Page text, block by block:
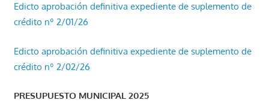
Edicto aprobación definitiva expediente de suplemento de
crédito nº 2/01/26
Edicto aprobación definitiva expediente de suplemento de
crédito nº 2/02/26
PRESUPUESTO MUNICIPAL 2025